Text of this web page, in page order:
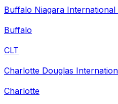
Buffalo Niagara
Buffalo
CLT
Charlotte Douglas
Charlotte